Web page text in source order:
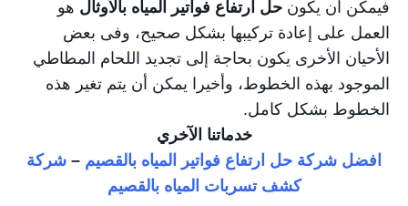
فيمكن أن يكون حل ارتفاع فواتير المياه بالأوثال هو
العمل على إعادة تركيبها بشكل صحيح، وفى بعض
الأحيان الأخرى يكون بحاجة إلى تجديد اللحام المطاطي
الموجود بهذه الخطوط، وأخيرا يمكن أن يتم تغير هذه
الخطوط بشكل كامل.
خدماتنا الآخري
افضل شركة حل ارتفاع فواتير المياه بالقصيم – شركة
كشف تسربات المياه بالقصيم